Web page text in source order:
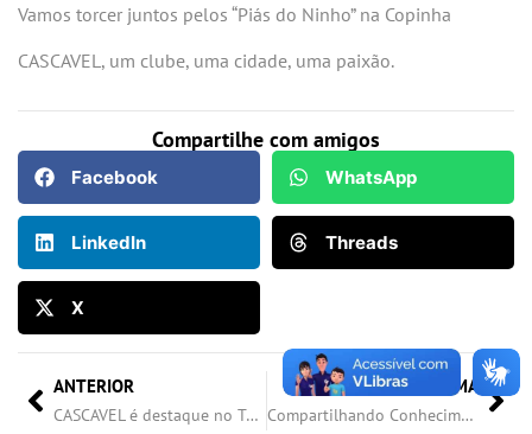
Vamos torcer juntos pelos “Piás do Ninho” na Copinha
CASCAVEL, um clube, uma cidade, uma paixão.
Compartilhe com amigos
Facebook WhatsApp
LinkedIn Threads
X
ANTERIOR
CASCAVEL é destaque no Tarobá Esporte.
PRÓXIMA
Compartilhando Conhecimento!